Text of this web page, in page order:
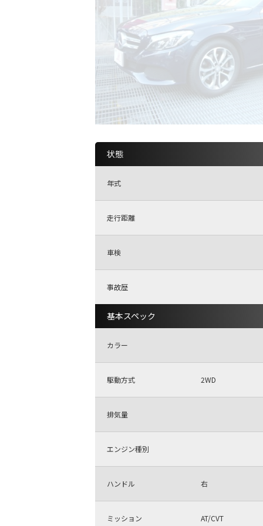
状態
年式
走行距離
車検
事故歴
基本スペック
カラー
駆動方式 2WD
排気量
エンジン種別
ハンドル 右
ミッション AT/CVT